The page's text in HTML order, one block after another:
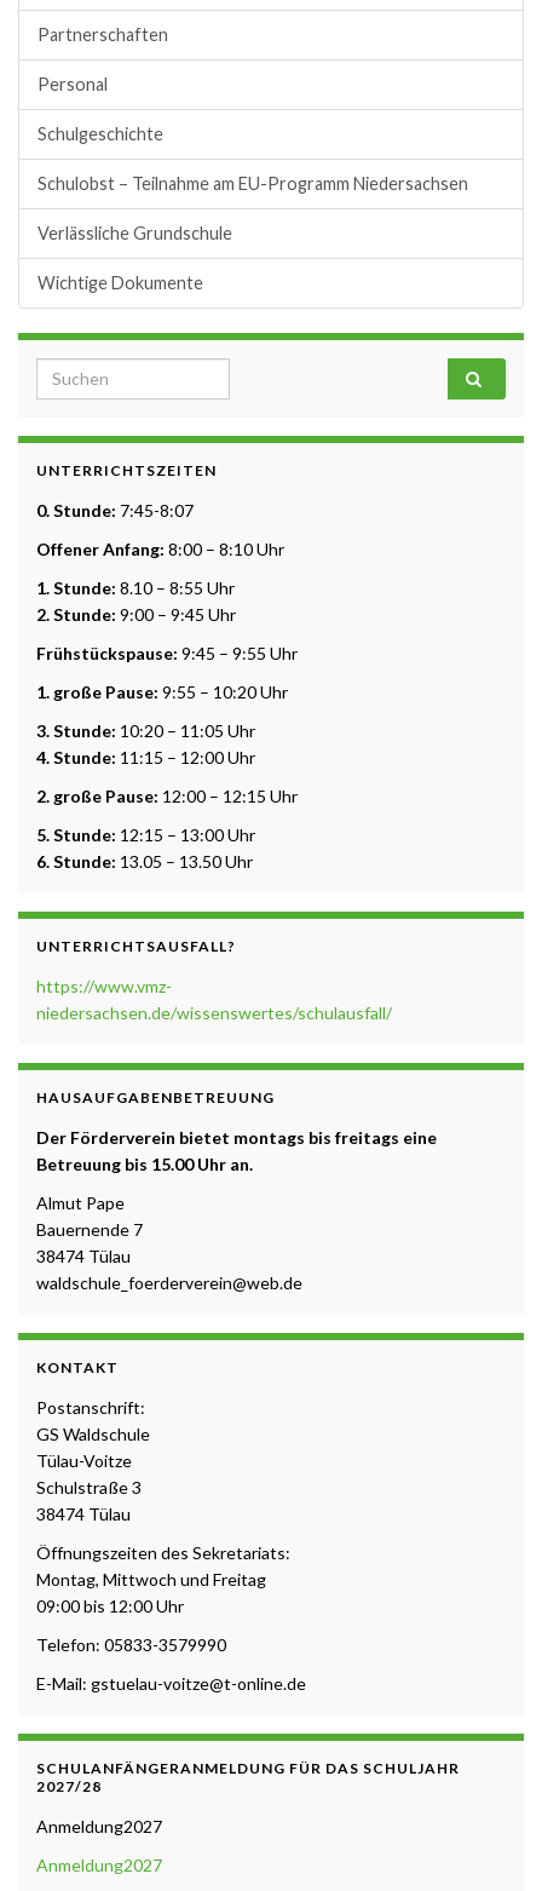
Partnerschaften
Personal
Schulgeschichte
Schulobst – Teilnahme am EU-Programm Niedersachsen
Verlässliche Grundschule
Wichtige Dokumente
Search for:
UNTERRICHTSZEITEN
0. Stunde: 7:45-8:07
Offener Anfang: 8:00 – 8:10 Uhr
1. Stunde: 8.10 – 8:55 Uhr
2. Stunde: 9:00 – 9:45 Uhr
Frühstückspause: 9:45 – 9:55 Uhr
1. große Pause: 9:55 – 10:20 Uhr
3. Stunde: 10:20 – 11:05 Uhr
4. Stunde: 11:15 – 12:00 Uhr
2. große Pause: 12:00 – 12:15 Uhr
5. Stunde: 12:15 – 13:00 Uhr
6. Stunde: 13.05 – 13.50 Uhr
UNTERRICHTSAUSFALL?
https://www.vmz-
niedersachsen.de/wissenswertes/schulausfall/
HAUSAUFGABENBETREUUNG
Der Förderverein bietet montags bis freitags eine
Betreuung bis 15.00 Uhr an.
Almut Pape
Bauernende 7
38474 Tülau
waldschule_foerderverein@web.de
KONTAKT
Postanschrift:
GS Waldschule
Tülau-Voitze
Schulstraße 3
38474 Tülau
Öffnungszeiten des Sekretariats:
Montag, Mittwoch und Freitag
09:00 bis 12:00 Uhr
Telefon: 05833-3579990
E-Mail: gstuelau-voitze@t-online.de
SCHULANFÄNGERANMELDUNG FÜR DAS SCHULJAHR
2027/28
Anmeldung2027
Anmeldung2027